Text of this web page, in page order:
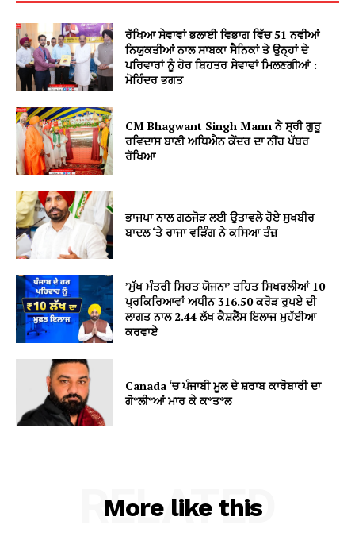
ਰੱਖਿਆ ਸੇਵਾਵਾਂ ਭਲਾਈ ਵਿਭਾਗ ਵਿੱਚ 51 ਨਵੀਆਂ
ਨਿਯੁਕਤੀਆਂ ਨਾਲ ਸਾਬਕਾ ਸੈਨਿਕਾਂ ਤੇ ਉਨ੍ਹਾਂ ਦੇ
ਪਰਿਵਾਰਾਂ ਨੂੰ ਹੋਰ ਬਿਹਤਰ ਸੇਵਾਵਾਂ ਮਿਲਣਗੀਆਂ :
ਮੋਹਿੰਦਰ ਭਗਤ
CM Bhagwant Singh Mann ਨੇ ਸ੍ਰੀ ਗੁਰੂ
ਰਵਿਦਾਸ ਬਾਣੀ ਅਧਿਐਨ ਕੇਂਦਰ ਦਾ ਨੀਂਹ ਪੱਥਰ
ਰੱਖਿਆ
ਭਾਜਪਾ ਨਾਲ ਗਠਜੋੜ ਲਈ ਉਤਾਵਲੇ ਹੋਏ ਸੁਖਬੀਰ
ਬਾਦਲ ‘ਤੇ ਰਾਜਾ ਵੜਿੰਗ ਨੇ ਕਸਿਆ ਤੰਜ਼
’ਮੁੱਖ ਮੰਤਰੀ ਸਿਹਤ ਯੋਜਨਾ’ ਤਹਿਤ ਸਿਖਰਲੀਆਂ 10
ਪ੍ਰਕਿਰਿਆਵਾਂ ਅਧੀਨ 316.50 ਕਰੋੜ ਰੁਪਏ ਦੀ
ਲਾਗਤ ਨਾਲ 2.44 ਲੱਖ ਕੈਸ਼ਲੈੱਸ ਇਲਾਜ ਮੁਹੱਈਆ
ਕਰਵਾਏੇ
Canada ‘ਚ ਪੰਜਾਬੀ ਮੂਲ ਦੇ ਸ਼ਰਾਬ ਕਾਰੋਬਾਰੀ ਦਾ
ਗੋ*ਲੀ*ਆਂ ਮਾਰ ਕੇ ਕ*ਤ*ਲ
More like this
RELATED